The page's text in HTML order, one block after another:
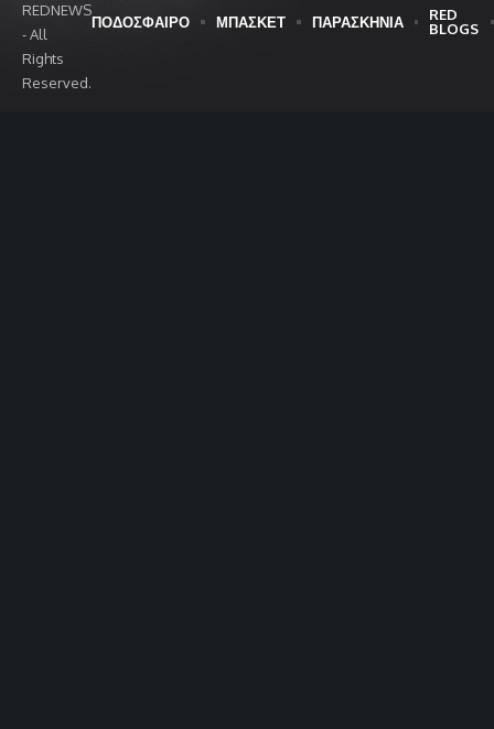
REDNEWS
- All
Rights
Reserved.
ΠΟΔΟΣΦΑΙΡΟ ΜΠΑΣΚΕΤ ΠΑΡΑΣΚΗΝΙΑ
RED
BLOGS